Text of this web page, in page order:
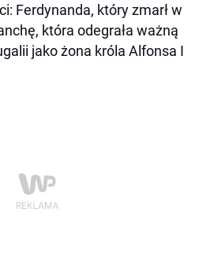
Ferdynanda, który zmarł w
która odegrała ważną
jako żona króla Alfonsa I